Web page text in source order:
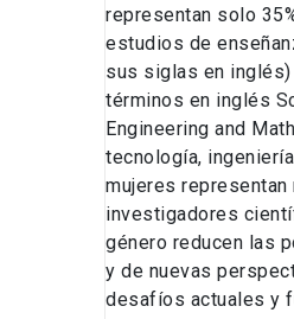
representan solo
estudios de
sus siglas en
términos en inglés
Engineering and
tecnología,
mujeres
investigadores
género reducen las
y de nuevas
desafíos actuales y